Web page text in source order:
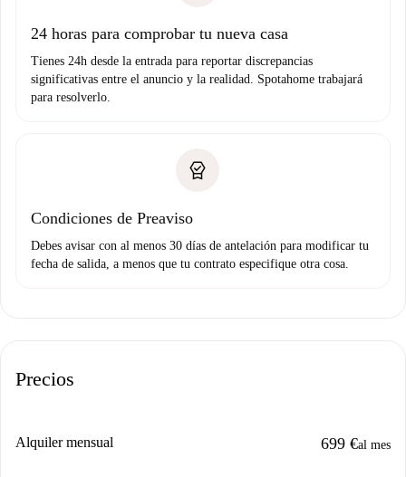
24 horas para comprobar tu nueva casa
Tienes 24h desde la entrada para reportar discrepancias
significativas entre el anuncio y la realidad. Spotahome trabajará
para resolverlo.
Condiciones de Preaviso
Debes avisar con al menos 30 días de antelación para modificar tu
fecha de salida, a menos que tu contrato especifique otra cosa.
Precios
Alquiler mensual 699 €al mes